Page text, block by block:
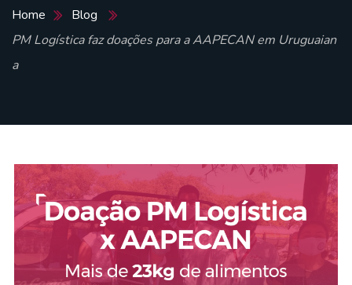
Home
Blog
PM Logística faz doações para a AAPECAN em Uruguaian
a